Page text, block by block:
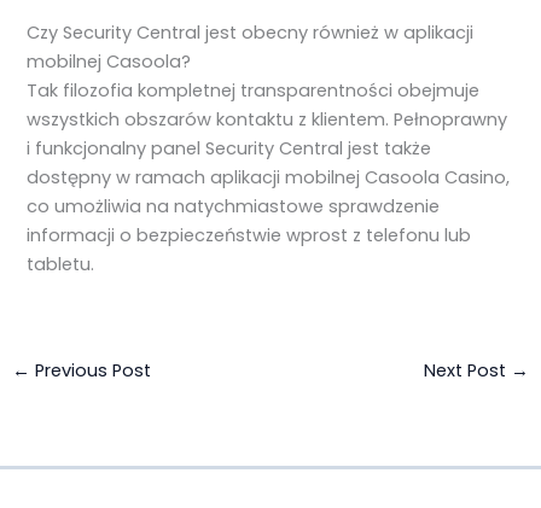
Czy Security Central jest obecny również w aplikacji
mobilnej Casoola?
Tak filozofia kompletnej transparentności obejmuje
wszystkich obszarów kontaktu z klientem. Pełnoprawny
i funkcjonalny panel Security Central jest także
dostępny w ramach aplikacji mobilnej Casoola Casino,
co umożliwia na natychmiastowe sprawdzenie
informacji o bezpieczeństwie wprost z telefonu lub
tabletu.
← Previous Post Next Post →